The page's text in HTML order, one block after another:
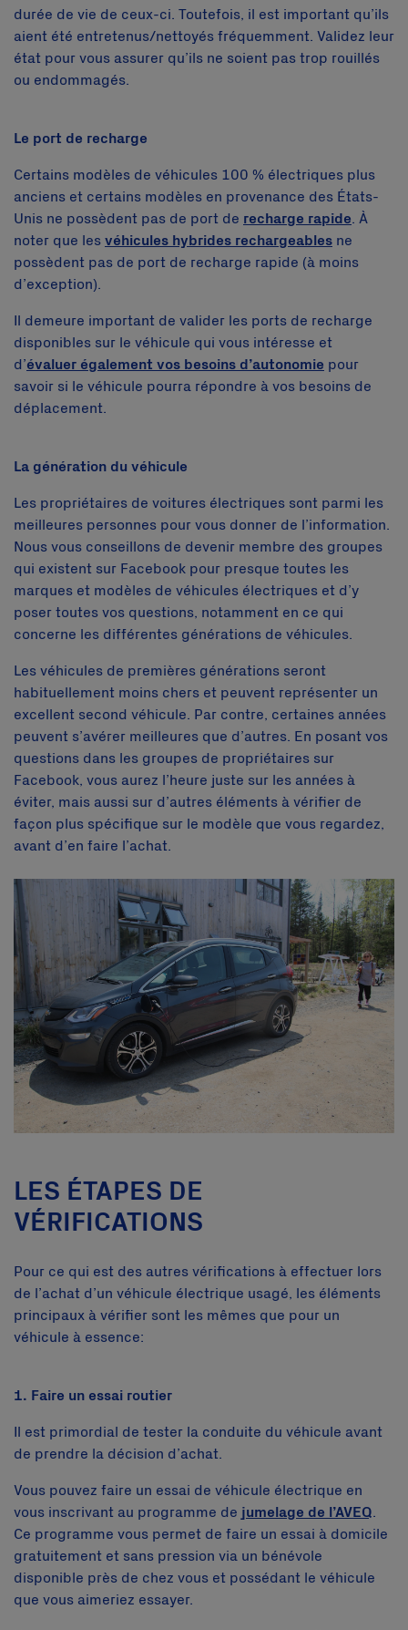
durée de vie de ceux-ci. Toutefois, il est important qu’ils
aient été entretenus/nettoyés fréquemment. Validez leur
état pour vous assurer qu’ils ne soient pas trop rouillés
ou endommagés.
Le port de recharge
Certains modèles de véhicules 100 % électriques plus
anciens et certains modèles en provenance des États-
Unis ne possèdent pas de port de recharge rapide . À
noter que les véhicules hybrides rechargeables ne
possèdent pas de port de recharge rapide (à moins
d’exception).
Il demeure important de valider les ports de recharge
disponibles sur le véhicule qui vous intéresse et
d’évaluer également vos besoins d’autonomie pour
savoir si le véhicule pourra répondre à vos besoins de
déplacement.
La génération du véhicule
Les propriétaires de voitures électriques sont parmi les
meilleures personnes pour vous donner de l’information.
Nous vous conseillons de devenir membre des groupes
qui existent sur Facebook pour presque toutes les
marques et modèles de véhicules électriques et d’y
poser toutes vos questions, notamment en ce qui
concerne les différentes générations de véhicules.
Les véhicules de premières générations seront
habituellement moins chers et peuvent représenter un
excellent second véhicule. Par contre, certaines années
peuvent s’avérer meilleures que d’autres. En posant vos
questions dans les groupes de propriétaires sur
Facebook, vous aurez l’heure juste sur les années à
éviter, mais aussi sur d’autres éléments à vérifier de
façon plus spécifique sur le modèle que vous regardez,
avant d’en faire l’achat.
LES ÉTAPES DE
VÉRIFICATIONS
Pour ce qui est des autres vérifications à effectuer lors
de l’achat d’un véhicule électrique usagé, les éléments
principaux à vérifier sont les mêmes que pour un
véhicule à essence:
1. Faire un essai routier
Il est primordial de tester la conduite du véhicule avant
de prendre la décision d’achat.
Vous pouvez faire un essai de véhicule électrique en
vous inscrivant au programme de jumelage de l’AVEQ
Ce programme vous permet de faire un essai à domicile
gratuitement et sans pression via un bénévole
disponible près de chez vous et possédant le véhicule
que vous aimeriez essayer.